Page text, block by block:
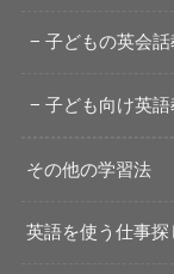
子どもの英会
子ども向け英
その他の学習法
英語を使う仕事探